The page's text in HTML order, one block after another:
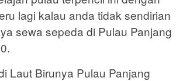
lagi kalau anda tidak sendirian
sewa sepeda di Pulau Panjang
Laut Birunya Pulau Panjang